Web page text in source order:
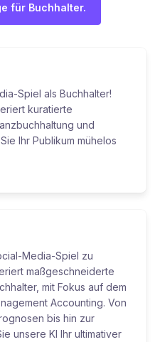
für Buchhalter.
Spiel als Buchhalter!
kuratierte
und
Ihr Publikum mühelos
Media-Spiel zu
maßgeschneiderte
mit Fokus auf dem
Accounting. Von
bis hin zur
unsere KI Ihr ultimativer